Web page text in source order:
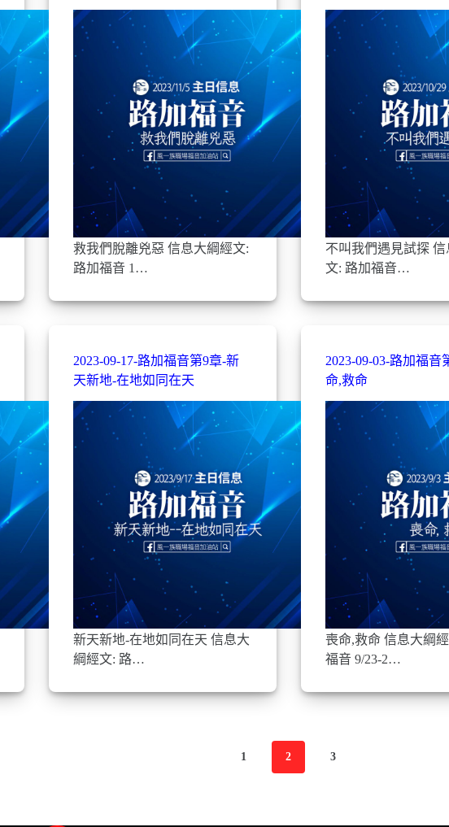
救我們脫離兇惡 信息大綱經文:
路加福音 1…
不叫我們遇見試探 信
文: 路加福音…
2023-09-17-路加福音第9章-新
天新地-在地如同在天
新天新地-在地如同在天 信息大
綱經文: 路…
2023-09-03-路加福音
命,救命
喪命,救命 信息大綱
福音 9/23-2…
1 2 3